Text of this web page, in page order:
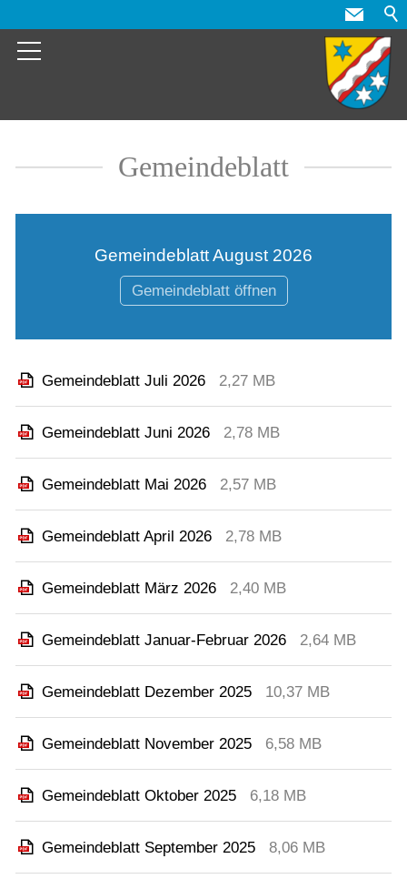
Gemeindeblatt
Gemeindeblatt August 2026
Gemeindeblatt öffnen
Gemeindeblatt Juli 2026 2,27 MB
Gemeindeblatt Juni 2026 2,78 MB
Gemeindeblatt Mai 2026 2,57 MB
Gemeindeblatt April 2026 2,78 MB
Gemeindeblatt März 2026 2,40 MB
Gemeindeblatt Januar-Februar 2026 2,64 MB
Gemeindeblatt Dezember 2025 10,37 MB
Gemeindeblatt November 2025 6,58 MB
Gemeindeblatt Oktober 2025 6,18 MB
Gemeindeblatt September 2025 8,06 MB